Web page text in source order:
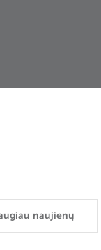
naujienų